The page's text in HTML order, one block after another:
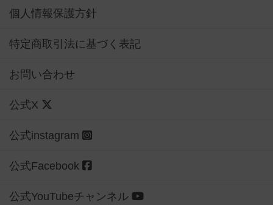
個人情報保護方針
特定商取引法に基づく表記
お問い合わせ
公式X
公式instagram
公式Facebook
公式YouTubeチャンネル